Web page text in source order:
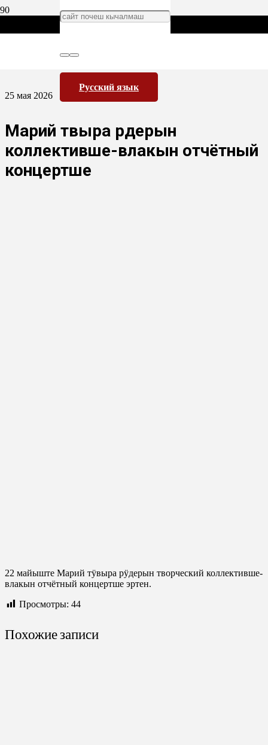
Русский язык
25 мая 2026
Марий тӱвыра рӱдерын
коллективше-влакын отчётный
концертше
22 майыште Марий тӱвыра рӱдерын творческий коллективше-
влакын отчётный концертше эртен.
Просмотры: 44
Похожие записи